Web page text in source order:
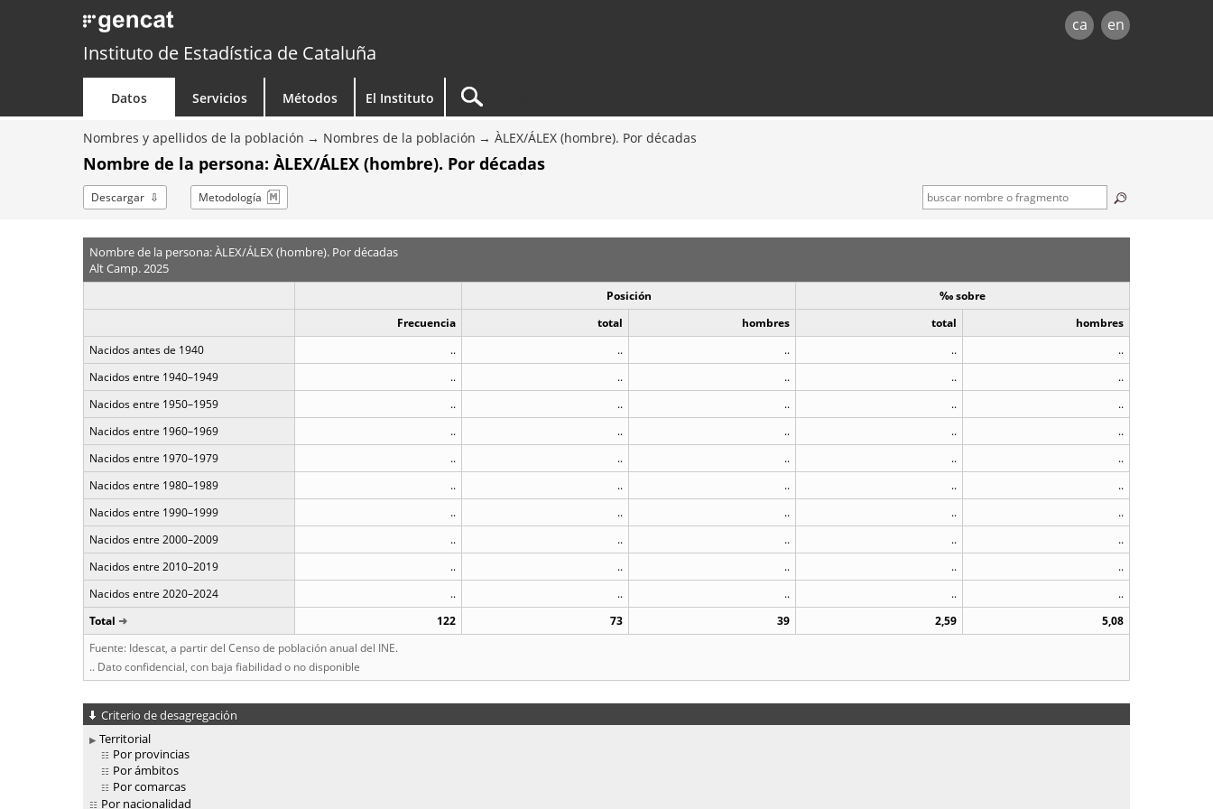
ca en
Instituto de Estadística de Cataluña
Datos Servicios Métodos El Instituto
Nombres y apellidos de la población Nombres de la población ÀLEX/ÁLEX (hombre). Por décadas
Nombre de la persona: ÀLEX/ÁLEX (hombre). Por décadas
Descargar Metodología
Nombre de la persona: ÀLEX/ÁLEX (hombre). Por décadas
Alt Camp. 2025
Posición
‰ sobre
Frecuencia
total hombres total
hombres
Nacidos antes de 1940
.. .. .. ..
..
Nacidos entre 1940–1949
.. .. .. ..
..
Nacidos entre 1950–1959
.. .. .. ..
..
Nacidos entre 1960–1969
.. .. .. ..
..
Nacidos entre 1970–1979
.. .. .. ..
..
Nacidos entre 1980–1989
.. .. .. ..
..
Nacidos entre 1990–1999
.. .. .. ..
..
Nacidos entre 2000–2009
.. .. .. ..
..
Nacidos entre 2010–2019
.. .. .. ..
..
Nacidos entre 2020–2024
.. .. .. ..
..
Total
122 73 39 2,59
5,08
Fuente: Idescat, a partir del Censo de población anual del INE.
.. Dato confidencial, con baja fiabilidad o no disponible
Criterio de desagregación
Territorial
Por provincias
Por ámbitos
Por comarcas
Por nacionalidad